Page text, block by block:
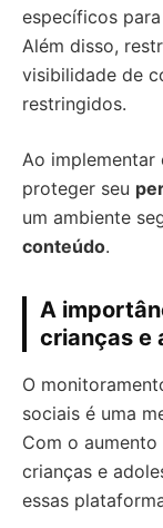
específicos
Além disso,
visibilidade de
restringidos.
Ao implementar
proteger seu
um ambiente
conteúdo.
A
crianças e
O
sociais é uma
Com o
crianças e
essas